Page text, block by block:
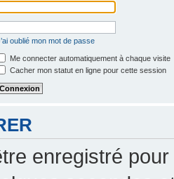
oublié mon mot de passe
Me connecter automatiquement à chaque visite
Cacher mon statut en ligne pour cette session
enregistré